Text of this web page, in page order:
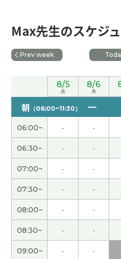
私に根気強く教えてくれる
す。とても真面目で、いつ
ともっと中国語で話せる
からもよろしくお願いし
每次都对我很有帮助。非
我精神饱满。现在的生活
见！
老师的每一条建议都非常
助！希望您再帮我修改。以
謝謝，老师( 40代 女性 )
謝謝，老师
謝謝，老师( 40代 女性 )
Max先生のスケジ
Prev week
8/5
水
8/6
木
朝 （06:00~11:30）
06:00~ - -
06:30~ - -
07:00~ - -
07:30~ - -
08:00~ - -
08:30~ - -
09:00~ - -